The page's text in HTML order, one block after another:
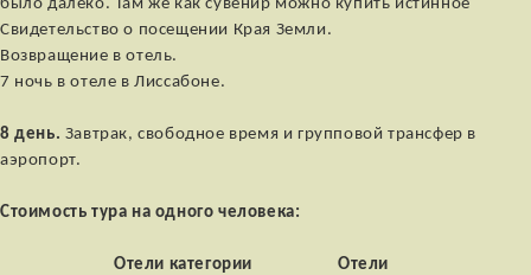
Свидетельство о посещении Края Земли.
Возвращение в отель.
7 ночь в отеле в Лиссабоне.
8 день. Завтрак, свободное время и групповой трансфер в
аэропорт.
Стоимость тура на одного человека:
Отели категории
Отели